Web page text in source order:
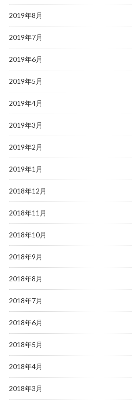
2019年8月
2019年7月
2019年6月
2019年5月
2019年4月
2019年3月
2019年2月
2019年1月
2018年12月
2018年11月
2018年10月
2018年9月
2018年8月
2018年7月
2018年6月
2018年5月
2018年4月
2018年3月